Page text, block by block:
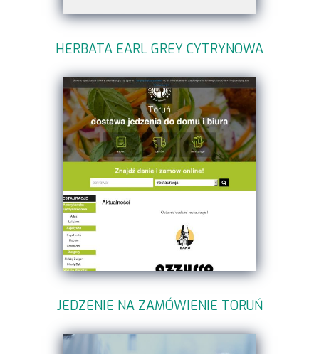
HERBATA EARL GREY CYTRYNOWA
JEDZENIE NA ZAMÓWIENIE TORUŃ